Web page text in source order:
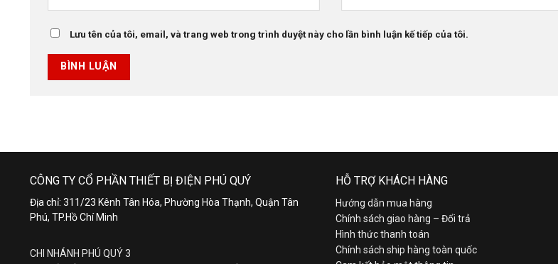
Lưu tên của tôi, email, và trang web trong trình duyệt này cho lần bình luận kế tiếp của tôi.
CÔNG TY CỔ PHẦN THIẾT BỊ ĐIỆN PHÚ QUÝ
Địa chỉ: 311/23 Kênh Tân Hóa, Phường Hòa Thạnh, Quận Tân
Phú, TP.Hồ Chí Minh
CHI NHÁNH PHÚ QUÝ 3
HỖ TRỢ KHÁCH HÀNG
Hướng dẫn mua hàng
Chính sách giao hàng – Đổi trả
Hình thức thanh toán
Chính sách ship hàng toàn quốc